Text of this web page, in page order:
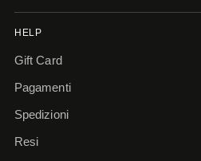
HELP
Gift Card
Pagamenti
Spedizioni
Resi